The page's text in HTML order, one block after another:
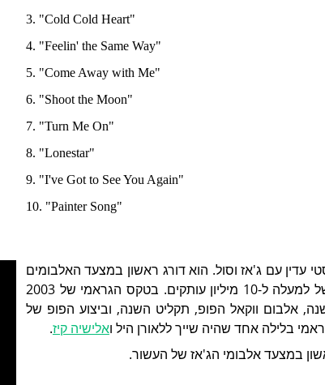
3. "Cold Cold Heart"
4. "Feelin' the Same Way"
5. "Come Away with Me"
6. "Shoot the Moon"
7. "Turn Me On"
8. "Lonestar"
9. "I've Got to See You Again"
10. "Painter Song"
עדין עם ג'אז וסול. הוא דורג ראשון במצעד האלבומים
של הבילבורד ובשנת 2005 הגיע למעמד יהלום בארה"ב- מכירות של למעלה ל-10 מיליון עותקים. בטקס הגראמי של 2003
אלבום ווקאל הפופ, תקליט השנה, וביצוע הפופ של
אלישיה קיז.
במצעד אלבומי הג'אז של העשור.